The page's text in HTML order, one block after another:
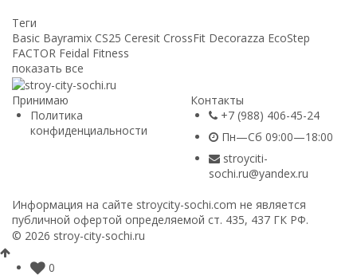
Теги
Basic Bayramix CS25 Ceresit CrossFit Decorazza EcoStep
FACTOR Feidal Fitness
показать все
Принимаю
Политика
конфиденциальности
Контакты
+7 (988) 406-45-24
Пн—Сб 09:00—18:00
stroyciti-
sochi.ru@yandex.ru
Информация на сайте stroycity-sochi.com не является
публичной офертой определяемой ст. 435, 437 ГК РФ.
© 2026 stroy-city-sochi.ru
0